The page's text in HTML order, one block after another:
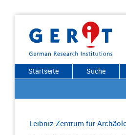
Startseite Suche
Leibniz-Zentrum für